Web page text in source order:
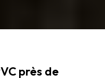
près de